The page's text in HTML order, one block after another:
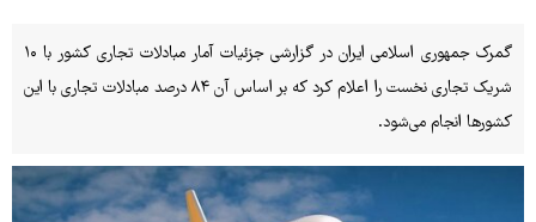
گمرک جمهوری اسلامی ایران در گزارشی جزئیات آمار مبادلات تجاری کشور با ۱۰
شریک تجاری نخست را اعلام کرد که بر اساس آن ۸۴ درصد مبادلات تجاری با این
کشورها انجام می‌شود.